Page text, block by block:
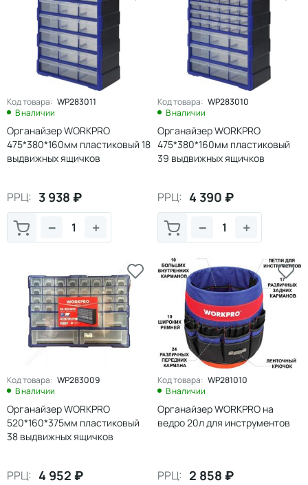
Код товара: WP283011
В наличии
Органайзер WORKPRO
475*380*160мм пластиковый 18
выдвижных ящичков
РРЦ: 3 938 ₽
+
−
Код товара: WP283010
В наличии
Органайзер WORKPRO
475*380*160мм пластиковый
39 выдвижных ящичков
РРЦ: 4 390 ₽
+
−
Код товара: WP283009
В наличии
Органайзер WORKPRO
520*160*375мм пластиковый
38 выдвижных ящичков
РРЦ: 4 952 ₽
Код товара: WP281010
В наличии
Органайзер WORKPRO на
ведро 20л для инструментов
РРЦ: 2 858 ₽